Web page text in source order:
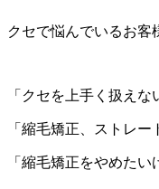
クセで悩んでいるお客
「クセを上手く扱えな
「縮毛矯正、ストレー
「縮毛矯正をやめたい